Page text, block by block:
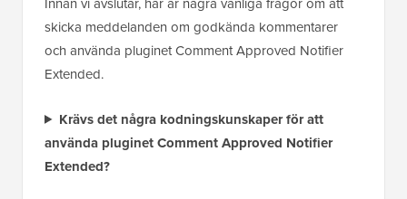
skicka meddelanden om godkända kommentarer
och använda pluginet Comment Approved Notifier
Extended.
Krävs det några kodningskunskaper för att
använda pluginet Comment Approved Notifier
Extended?